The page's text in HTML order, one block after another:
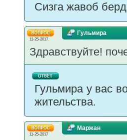
Сизга жавоб
11-25-2017
Гульмира
Здравствуйте!
Гульмира у вас
жительства.
11-25-2017
Маржан